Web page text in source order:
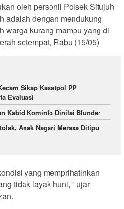
oleh personil Polsek Situjuh
adalah dengan mendukung
warga kurang mampu yang di
setempat, Rabu (15/05)
Sikap Kasatpol PP
Evaluasi
Kabid Kominfo Dinilai Blunder
Anak Nagari Merasa Ditipu
yang memprihatinkan
tidak layak huni, ” ujar